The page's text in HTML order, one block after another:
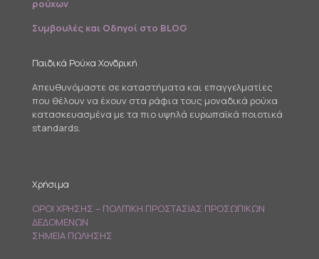
ρούχων
Συμβουλές και Οδηγοί στο BLOG
Παιδικά Ρούχα Χονδρική
Απευθυνόμαστε σε καταστήματα και επαγγελματίες
που θέλουν να έχουν στα ράφια τους μοναδικά ρούχα
κατασκευασμένα με τα πιο υψηλά ευρωπαϊκά ποιοτικά
standards.
Χρήσιμα
ΟΡΟΙ ΧΡΗΣΗΣ – ΠΟΛΙΤΙΚΗ ΠΡΟΣΤΑΣΙΑΣ ΠΡΟΣΩΠΙΚΩΝ
ΔΕΔΟΜΕΝΩΝ
ΣΗΜΕΙΑ ΠΩΛΗΣΗΣ